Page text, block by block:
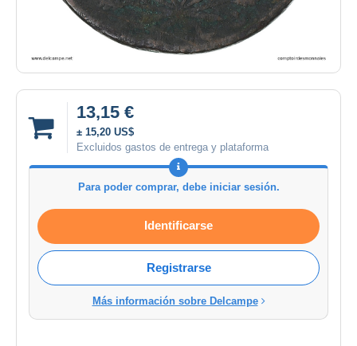
13,15 €
± 15,20 US$
Excluidos gastos de entrega y plataforma
Para poder comprar, debe iniciar sesión.
Identificarse
Registrarse
Más información sobre Delcampe